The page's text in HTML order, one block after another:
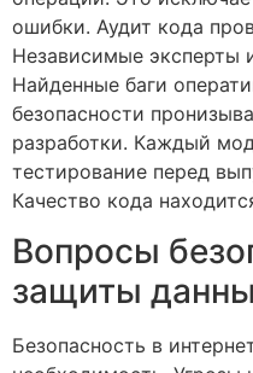
ошибки. Аудит кода
Независимые эксперты
Найденные баги
безопасности
разработки. Каждый
тестирование перед
Качество кода
Вопросы
защиты
Безопасность в